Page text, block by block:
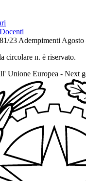
23 Adempimenti
circolare n. è riservato.